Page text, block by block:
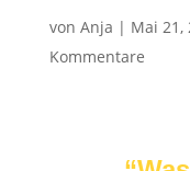
von Anja | Mai 21,
Kommentare